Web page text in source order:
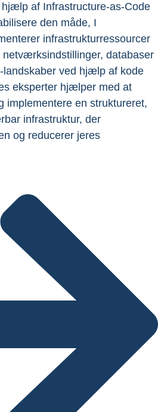
af Infrastructure-as-Code
den måde, I
infrastrukturressourcer
databaser
landskaber ved hjælp af kode
eksperter hjælper med at
implementere en struktureret,
infrastruktur, der
og reducerer jeres